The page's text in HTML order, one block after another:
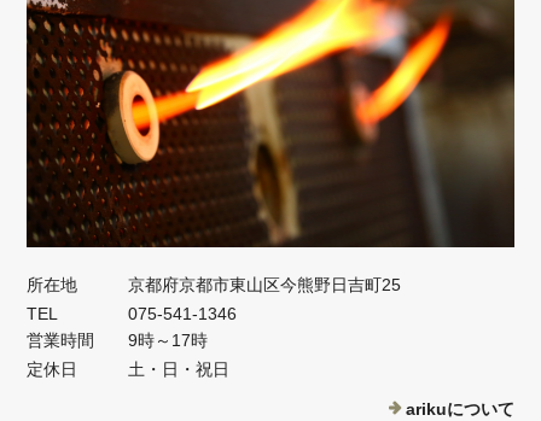
所在地
京都府京都市東山区今熊野日吉町25
TEL
075-541-1346
営業時間
9時～17時
定休日
土・日・祝日
arikuについて